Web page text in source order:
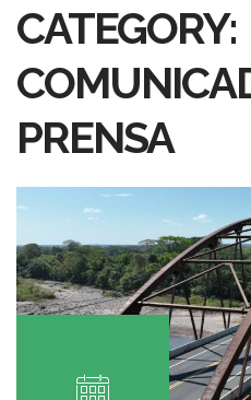
CATEGORY:
PRENSA